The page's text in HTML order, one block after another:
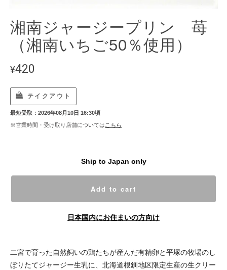
湘南ジャージープリン 苺
（湘南いちご50％使用）
¥420
テイクアウト
最短受取：2026年08月10日 16:30頃
※営業時間・受け取り店舗については こちら
Ship to Japan only
Add to cart
日本国内にお住まいの方向け
二宮で育った自然飼いの鶏たちが産んだ有精卵と平塚の牧場のし
ぼりたてジャージー生乳に、北海道根釧地区限定生産の生クリー